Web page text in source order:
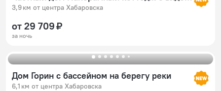
3,9 км от центра Хабаровска
от 29 709 ₽
за ночь
Дом Горин с бассейном на берегу реки
6,1 км от центра Хабаровска